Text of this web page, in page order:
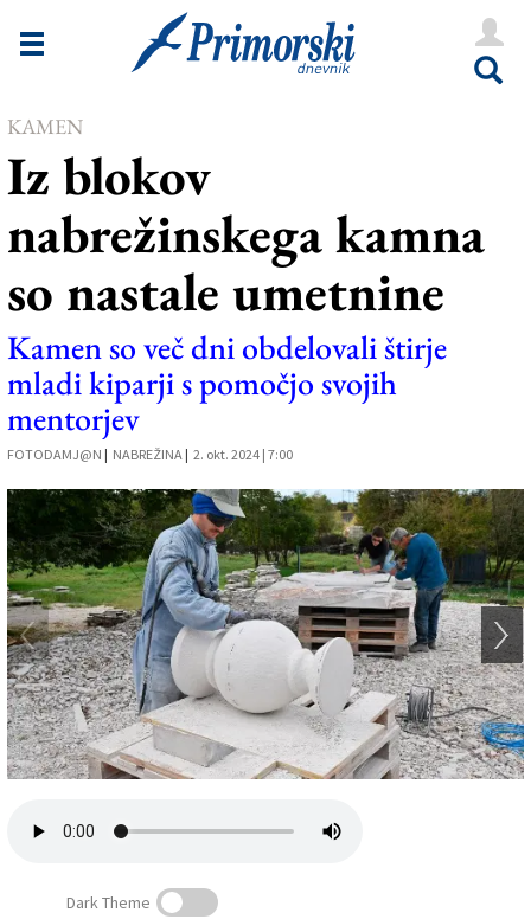
Novice
Goriška
Kultura
Šport
Še
Vreme
V Kioskih
Oglasi
Založnik
Zadruga PD
Naročnine
KAMEN
Iz blokov
nabrežinskega kamna
so nastale umetnine
Kamen so več dni obdelovali štirje
mladi kiparji s pomočjo svojih
mentorjev
FOTODAMJ@N | NABREŽINA | 2. okt. 2024 | 7:00
Dark Theme